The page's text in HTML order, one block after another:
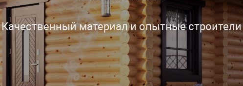
Качественный материал и опытные строители